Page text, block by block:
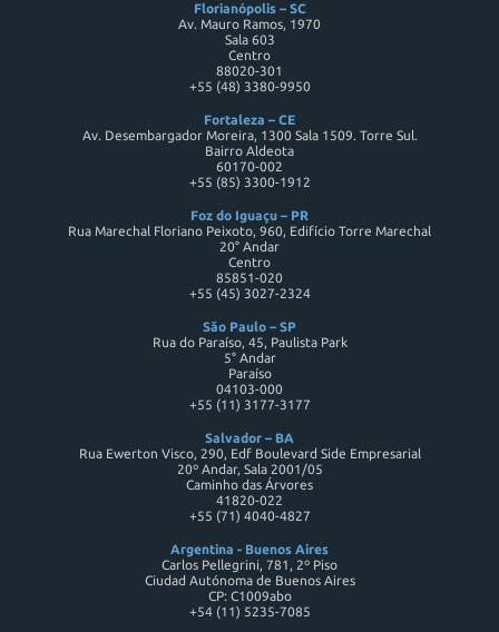
Florianópolis – SC
Av. Mauro Ramos, 1970
Sala 603
Centro
88020-301
+55 (48) 3380-9950
Fortaleza – CE
Av. Desembargador Moreira, 1300 Sala 1509. Torre Sul.
Bairro Aldeota
60170-002
+55 (85) 3300-1912
Foz do Iguaçu – PR
Rua Marechal Floriano Peixoto, 960, Edifício Torre Marechal
20° Andar
Centro
85851-020
+55 (45) 3027-2324
São Paulo – SP
Rua do Paraíso, 45, Paulista Park
5° Andar
Paraíso
04103-000
+55 (11) 3177-3177
Salvador – BA
Rua Ewerton Visco, 290, Edf Boulevard Side Empresarial
20º Andar, Sala 2001/05
Caminho das Árvores
41820-022
+55 (71) 4040-4827
Argentina - Buenos Aires
Carlos Pellegrini, 781, 2º Piso
Ciudad Autónoma de Buenos Aires
CP: C1009abo
+54 (11) 5235-7085